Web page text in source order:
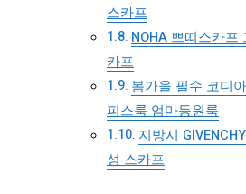
스카프
NOHA 쁘띠스카프
카프
봄가을 필수 코디
피스룩 엄마등원룩
지방시
성 스카프